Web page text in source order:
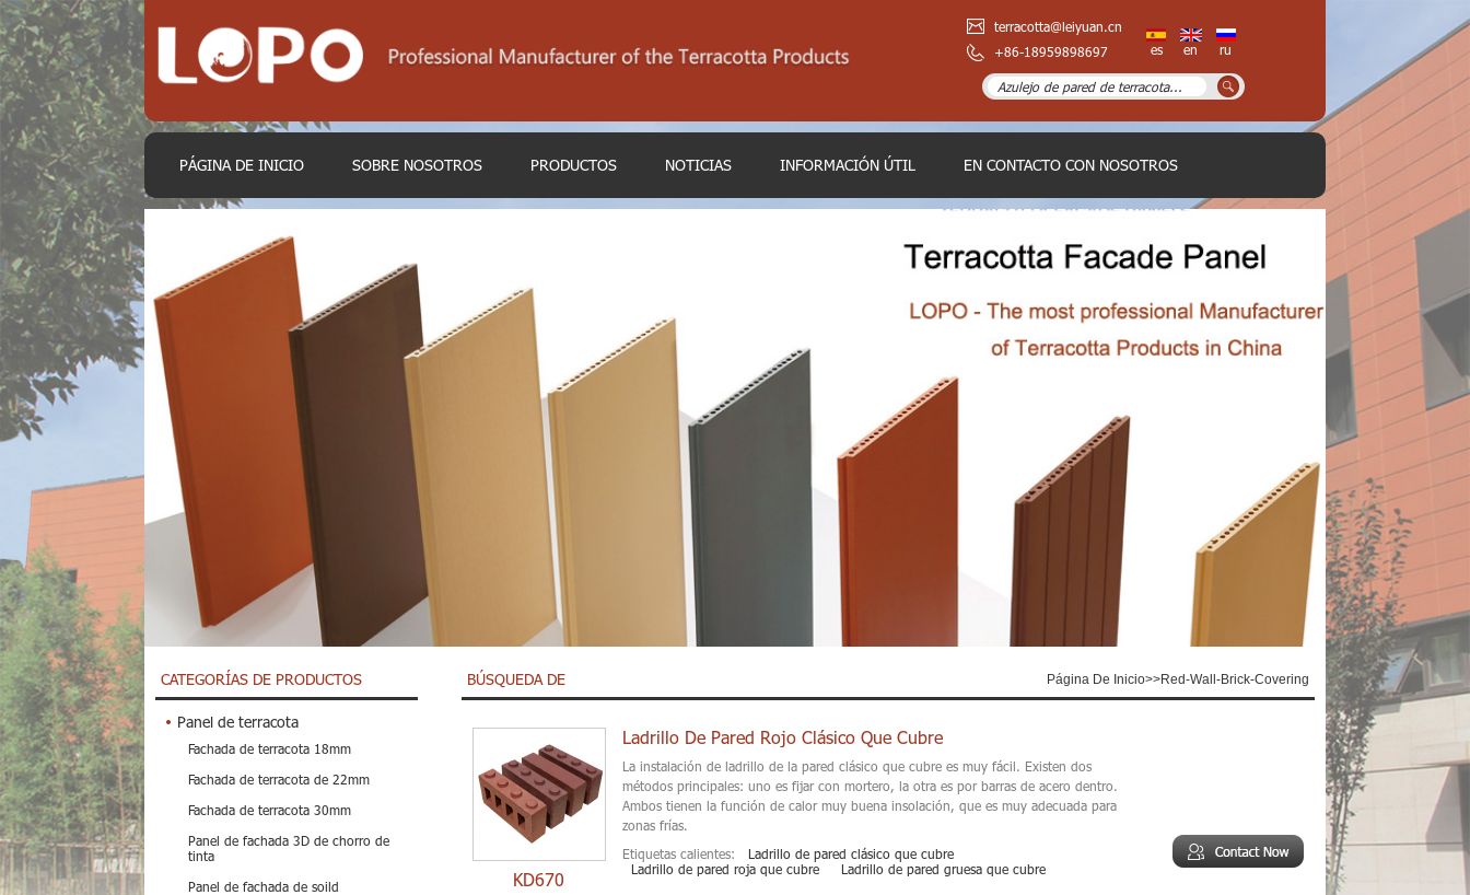
terracotta@leiyuan.cn
+86-18959898697
es en ru
PÁGINA DE INICIO SOBRE NOSOTROS PRODUCTOS NOTICIAS INFORMACIÓN ÚTIL EN CONTACTO CON NOSOTROS
CATEGORÍAS DE PRODUCTOS
Panel de terracota
Fachada de terracota 18mm
Fachada de terracota de 22mm
Fachada de terracota 30mm
Panel de fachada 3D de chorro de
tinta
Panel de fachada de soild
BÚSQUEDA DE Página De Inicio>>Red-Wall-Brick-Covering
KD670
Ladrillo De Pared Rojo Clásico Que Cubre
La instalación de ladrillo de la pared clásico que cubre es muy fácil. Existen dos
métodos principales: uno es fijar con mortero, la otra es por barras de acero dentro.
Ambos tienen la función de calor muy buena insolación, que es muy adecuada para
zonas frías.
Etiquetas calientes:
Ladrillo de pared clásico que cubre
Ladrillo de pared roja que cubre
Ladrillo de pared gruesa que cubre